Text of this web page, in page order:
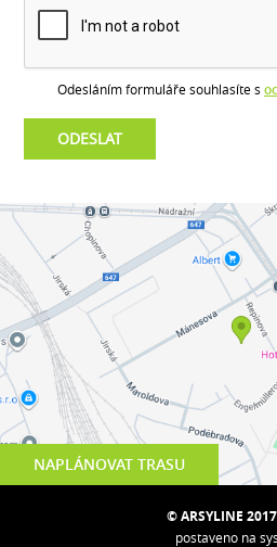
NAPLÁNOVAT TRASU
Odesláním formuláře souhlasíte s
© ARSYLINE
postaveno na